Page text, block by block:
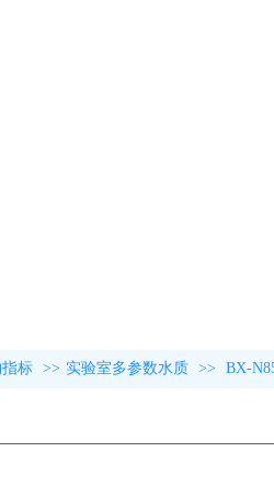
标 >> 实验室多参数水质 >> BX-